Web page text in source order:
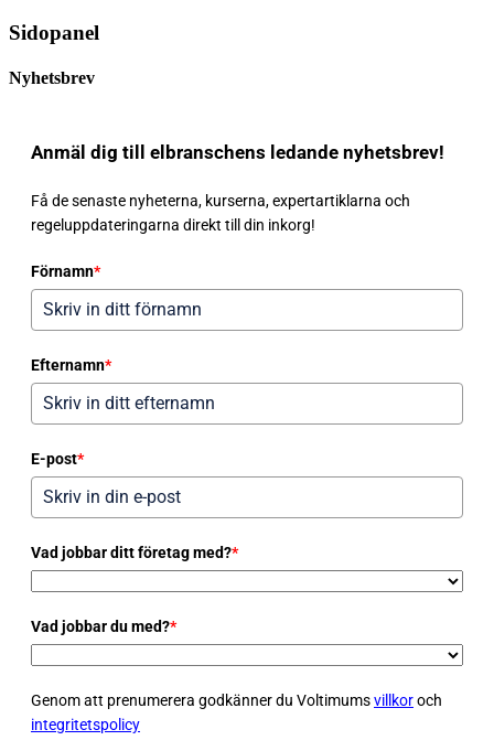
Sidopanel
Nyhetsbrev
Anmäl dig till elbranschens ledande nyhetsbrev!
Få de senaste nyheterna, kurserna, expertartiklarna och
regeluppdateringarna direkt till din inkorg!
Förnamn*
Efternamn*
E-post*
Vad jobbar ditt företag med?*
Vad jobbar du med?*
Genom att prenumerera godkänner du Voltimumsvillkoroch
integritetspolicy